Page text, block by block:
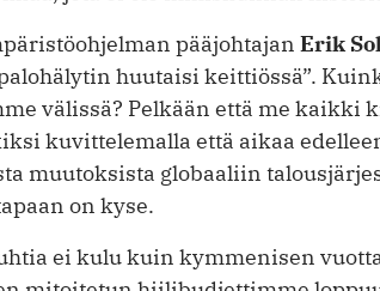
pääjohtajan Erik
huutaisi keittiössä”.
välissä? Pelkään että me kaikki
kuvittelemalla että aikaa
muutoksista globaaliin
on kyse.
ei kulu kuin kymmenisen